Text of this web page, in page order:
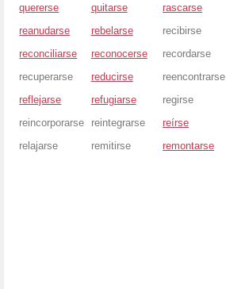
quererse
quitarse rascarse
reanudarse
rebelarse recibirse
reconciliarse
reconocerse recordarse
recuperarse
reducirse reencontrarse
reflejarse
refugiarse regirse
reincorporarse
reintegrarse reírse
relajarse
remitirse remontarse